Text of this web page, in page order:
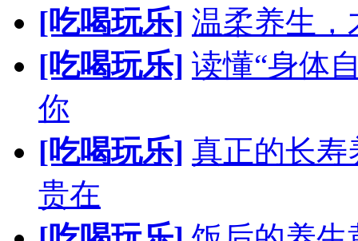
[吃喝玩乐] 温柔养生，
[吃喝玩乐] 读懂“身体
你
[吃喝玩乐] 真正的长寿
贵在